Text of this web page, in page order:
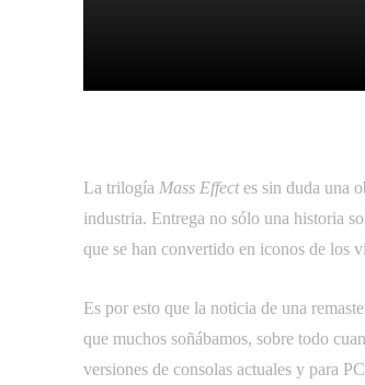
La trilogía Mass Effectes sin duda una
industria. Entrega no sólo una historia
que se han convertido en iconos de los
Es por esto que la noticia de una
que muchos soñábamos, sobre todo
versiones de consolas actuales y para